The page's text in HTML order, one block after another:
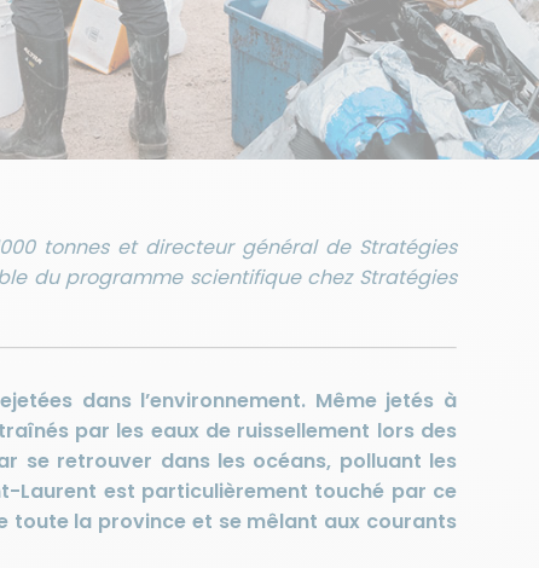
tonnes et directeur général de Stratégies
du programme scientifique chez Stratégies
dans l’environnement. Même jetés à
par les eaux de ruissellement lors des
se retrouver dans les océans, polluant les
Laurent est particulièrement touché par ce
toute la province et se mêlant aux courants